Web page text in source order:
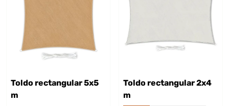
Toldo rectangular 5x5
m
Toldo rectangular 2x4
m